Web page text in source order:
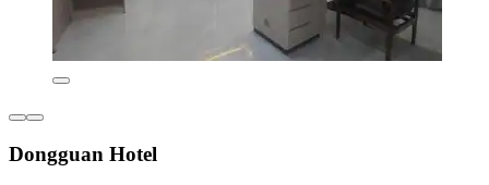
Dongguan Hotel